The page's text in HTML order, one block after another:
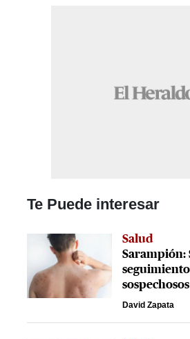
Te Puede interesar
Salud
Sarampión:
seguimiento
sospechosos
David Zapata